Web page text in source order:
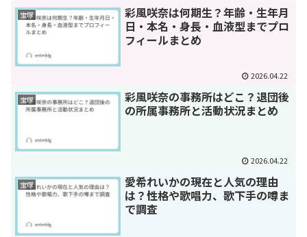
宝塚
彩風咲奈は何期生？年齢・生年月
日・本名・身長・血液型までプロ
フィールまとめ
2026.04.22
宝塚
彩風咲奈の事務所はどこ？退団後
の所属事務所と活動状況まとめ
2026.04.22
宝塚
愛希れいかの現在と人気の理由
は？性格や歌唱力、歌下手の噂ま
で調査